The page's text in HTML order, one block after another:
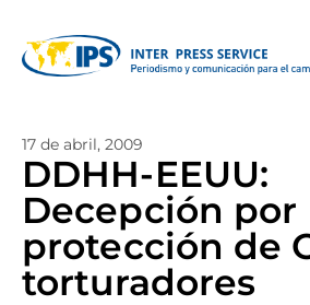
17 de abril, 2009
DDHH-EEUU:
Decepción por
protección de
torturadores